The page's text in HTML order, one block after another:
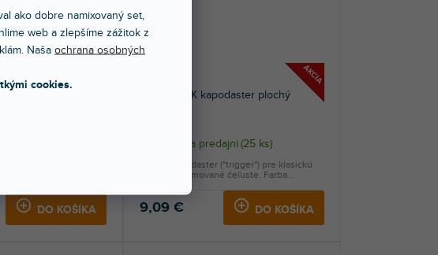
ako dobre namixovaný set,
web a zlepšíme zážitok z
Naša ochrana osobných
cookies.
DO KOŠÍKA
pre klasickú
AKCIA
SCPX-FL BK kapodaster plochý
Skladom na predajni (25 ks)
9,09 € DO KOŠÍKA
Plochý kapodaster ("trigger") pre klasickú
gitaru. Pogumované čeľuste. Farba...